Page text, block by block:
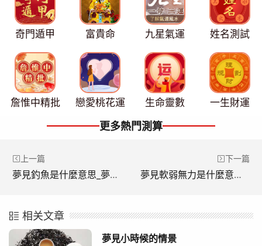
奇門遁甲 富貴命 九星氣運 姓名測試
詹惟中精批 戀愛桃花運 生命靈數 一生財運
更多熱門測算
上一篇
夢見釣魚是什麼意思_夢到釣魚好不好
下一篇
夢見軟弱無力是什麼意思_夢到軟弱無力好不好
相关文章
夢見小時候的情景